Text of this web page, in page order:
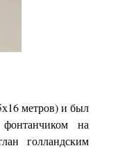
метров) и был
на
голландским